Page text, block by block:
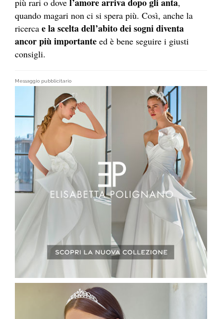
quando magari non ci si spera più. Così, anche la
ricerca e la scelta dell’abito dei sogni diventa
ancor più importante ed è bene seguire i giusti
consigli.
Messaggio pubblicitario